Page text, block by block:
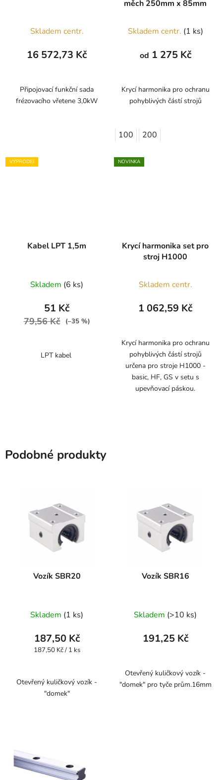
Skladem centr.
16 572,73 Kč
Připojovací funkční sada
frézovacího vřetene 3,0kW
měch 250mm x 85mm
Skladem centr. (1 ks)
od 1 275 Kč
Krycí harmonika pro ochranu
pohyblivých částí strojů
100 200
VÝPRODEJ
Kabel LPT 1,5m
Skladem (6 ks)
51 Kč
79,56 Kč (–35 %)
LPT kabel
NOVINKA
Krycí harmonika set pro
stroj H1000
Skladem centr.
1 062,59 Kč
Krycí harmonika pro ochranu
pohyblivých částí strojů
určena pro stroje H1000 -
basic, HF, GS v setu s
upevňovací páskou.
Podobné produkty
Vozík SBR20
Skladem (1 ks)
187,50 Kč
Měrná
187,50 Kč / 1 ks
Otevřený kuličkový vozík -
"domek"
Vozík SBR16
Skladem (>10 ks)
191,25 Kč
Otevřený kuličkový vozík -
"domek" pro tyče prům.16mm